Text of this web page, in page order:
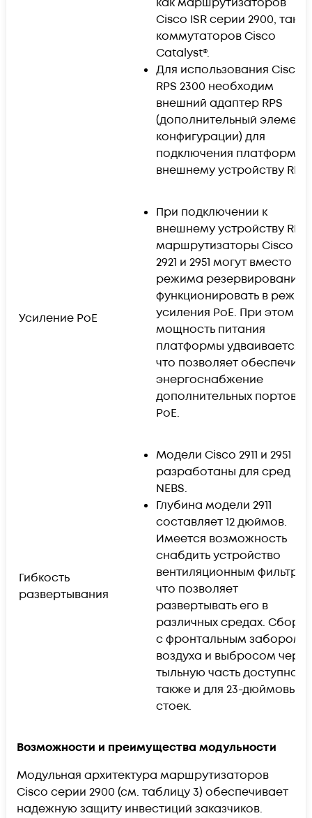
Cisco ISR серии 2900, так и
коммутаторов Cisco
Catalyst®.
Для использования Cisco
RPS 2300 необходим
внешний адаптер RPS
(дополнительный элемент
конфигурации) для
подключения платформы к
внешнему устройству RPS.
Усиление PoE
При подключении к
внешнему устройству RPS
маршрутизаторы Cisco
2921 и 2951 могут вместо
режима резервирования
функционировать в
усиления PoE. При этом
мощность питания
платформы удваивается,
что позволяет обеспечить
энергоснабжение
дополнительных портов
PoE.
Гибкость
развертывания
Модели Cisco 2911 и 2951
разработаны для сред
NEBS.
Глубина модели 2911
составляет 12 дюймов.
Имеется возможность
снабдить устройство
вентиляционным
что позволяет
развертывать его в
различных средах. Сборка
с фронтальным забором
воздуха и выбросом через
тыльную часть доступна
также и для 23-дюймовых
стоек.
Возможности и преимущества модульности
Модульная архитектура маршрутизаторов
Cisco серии 2900 (см. таблицу 3) обеспечивает
надежную защиту инвестиций заказчиков.